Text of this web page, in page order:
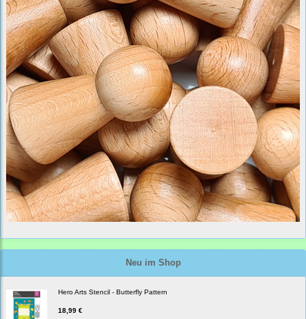
Neu im Shop
Hero Arts Stencil - Butterfly Pattern
18,99 €